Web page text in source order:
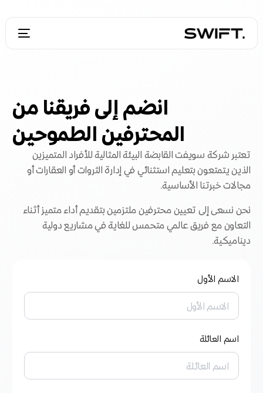
انضم إلى فريقنا من
المحترفين الطموحين
تعتبر شركة سويفت القابضة البيئة المثالية للأفراد المتميزين
الذين يتمتعون بتعليم استثنائي في إدارة الثروات أو العقارات أو
مجالات خبرتنا الأساسية.
نحن نسعى إلى تعيين محترفين ملتزمين بتقديم أداء متميز أثناء
التعاون مع فريق عالمي متحمس للغاية في مشاريع دولية
ديناميكية.
الاسم الأول
اسم العائلة
تغيير الموقع
تغيير اللغة